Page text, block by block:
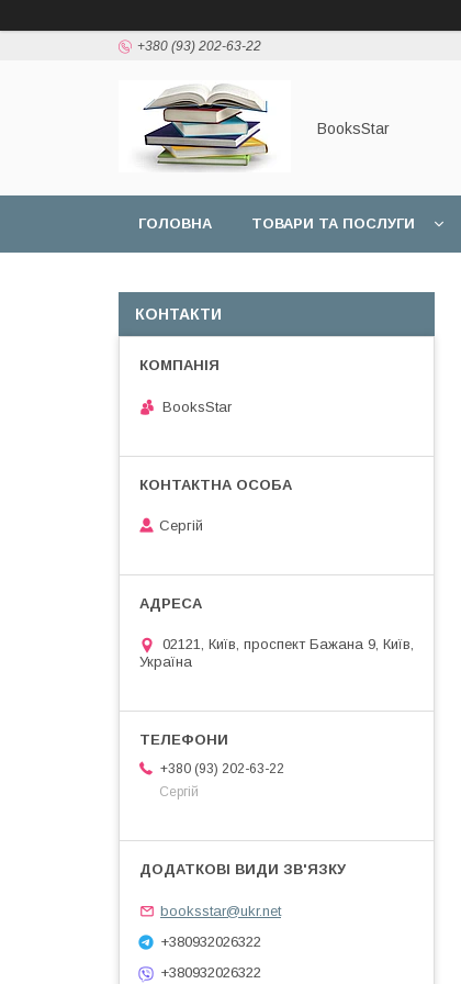
+380 (93) 202-63-22
BooksStar
ГОЛОВНА ТОВАРИ ТА ПОСЛУГИ
КОНТАКТИ
BooksStar
Сергій
02121, Київ, проспект Бажана 9, Київ,
Україна
+380 (93) 202-63-22
Сергій
booksstar@ukr.net
+380932026322
+380932026322